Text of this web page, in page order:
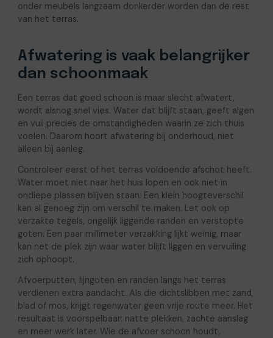
onder meubels langzaam donkerder worden dan de rest
van het terras.
Afwatering is vaak belangrijker
dan schoonmaak
Een terras dat goed schoon is maar slecht afwatert,
wordt alsnog snel vies. Water dat blijft staan, geeft algen
en vuil precies de omstandigheden waarin ze zich thuis
voelen. Daarom hoort afwatering bij onderhoud, niet
alleen bij aanleg.
Controleer eerst of het terras voldoende afschot heeft.
Water moet niet naar het huis lopen en ook niet in
ondiepe plassen blijven staan. Een klein hoogteverschil
kan al genoeg zijn om verschil te maken. Let ook op
verzakte tegels, ongelijk liggende randen en verstopte
goten. Een paar millimeter verzakking lijkt weinig, maar
kan net de plek zijn waar water blijft liggen en vervuiling
zich ophoopt.
Afvoerputten, lijngoten en randen langs het terras
verdienen extra aandacht. Als die dichtslibben met zand,
blad of mos, krijgt regenwater geen vrije route meer. Het
resultaat is voorspelbaar: natte plekken, zachte aanslag
en meer werk later. Wie de afvoer schoon houdt,